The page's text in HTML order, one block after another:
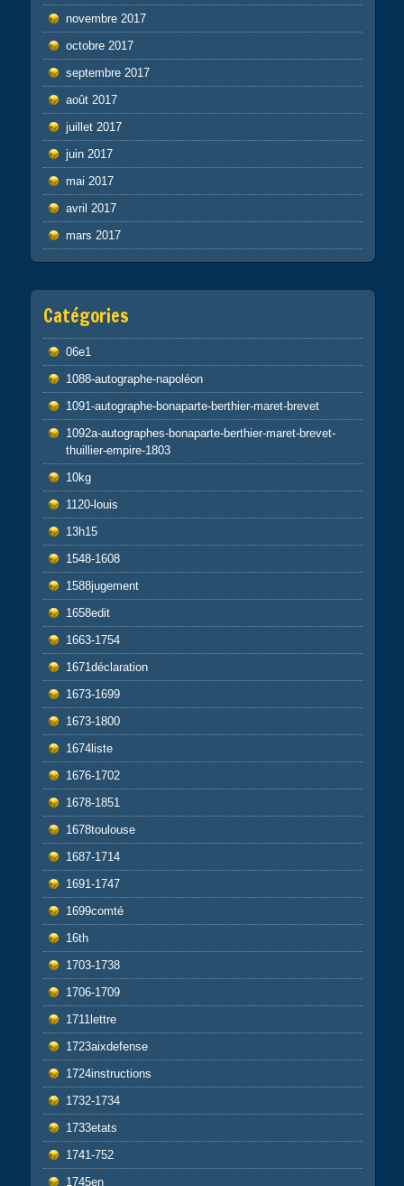
novembre 2017
octobre 2017
septembre 2017
août 2017
juillet 2017
juin 2017
mai 2017
avril 2017
mars 2017
Catégories
06e1
1088-autographe-napoléon
1091-autographe-bonaparte-berthier-maret-brevet
1092a-autographes-bonaparte-berthier-maret-brevet-
thuillier-empire-1803
10kg
1120-louis
13h15
1548-1608
1588jugement
1658edit
1663-1754
1671déclaration
1673-1699
1673-1800
1674liste
1676-1702
1678-1851
1678toulouse
1687-1714
1691-1747
1699comté
16th
1703-1738
1706-1709
1711lettre
1723aixdefense
1724instructions
1732-1734
1733etats
1741-752
1745en